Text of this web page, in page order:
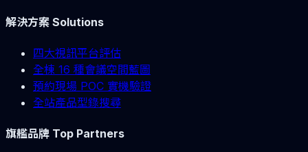
解決方案 Solutions
四大視訊平台評估
全棟 16 種會議空間藍圖
預約現場 POC 實機驗證
全站產品型錄搜尋
旗艦品牌 Top Partners